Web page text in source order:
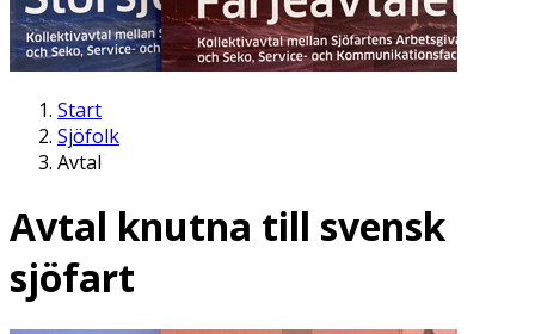
Start
Sjöfolk
Avtal
Avtal knutna till svensk
sjöfart